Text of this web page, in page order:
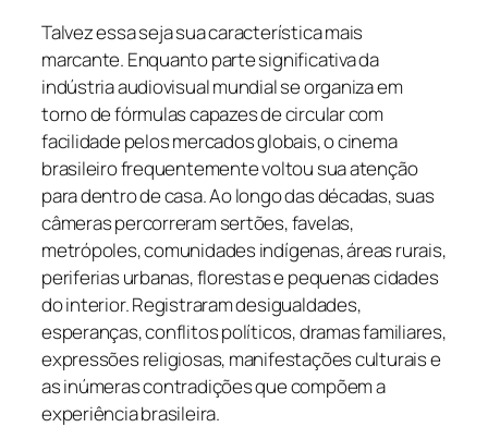
Talvez essa seja sua característica mais
marcante. Enquanto parte significativa da
indústria audiovisual mundial se organiza em
torno de fórmulas capazes de circular com
facilidade pelos mercados globais, o cinema
brasileiro frequentemente voltou sua atenção
para dentro de casa. Ao longo das décadas, suas
câmeras percorreram sertões, favelas,
metrópoles, comunidades indígenas, áreas rurais,
periferias urbanas, florestas e pequenas cidades
do interior. Registraram desigualdades,
esperanças, conflitos políticos, dramas familiares,
expressões religiosas, manifestações culturais e
as inúmeras contradições que compõem a
experiência brasileira.